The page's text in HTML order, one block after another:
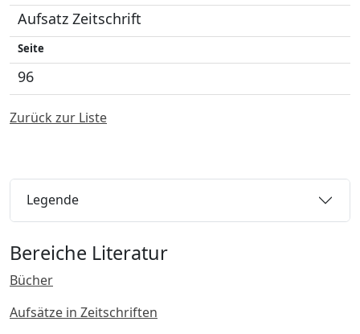
Aufsatz Zeitschrift
Seite
96
Zurück zur Liste
Legende
Bereiche Literatur
Bücher
Aufsätze in Zeitschriften